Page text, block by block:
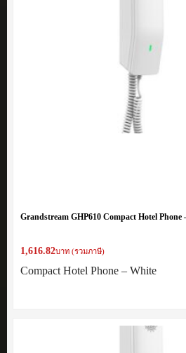
Grandstream GHP610 Compact Hotel Phone
1,616.82บาท (รวมภาษี)
Compact Hotel Phone – White